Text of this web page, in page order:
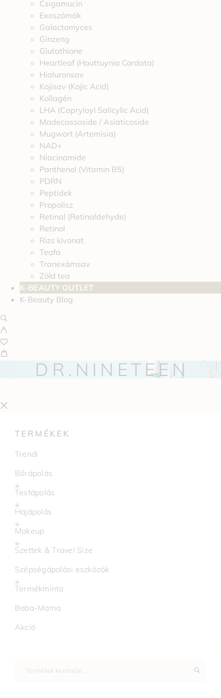
Csigamucin
Exoszómák
Galactomyces
Ginzeng
Glutathione
Heartleaf (Houttuynia Cordata)
Hialuronsav
Kojisav (Kojic Acid)
Kollagén
LHA (Capryloyl Salicylic Acid)
Madecassoside / Asiaticoside
Mugwort (Artemisia)
NAD+
Niacinamide
Panthenol (Vitamin B5)
PDRN
Peptidek
Propolisz
Retinal (Retinaldehyde)
Retinol
Rizs kivonat
Teafa
Tranexámsav
Zöld tea
K-BEAUTY OUTLET
K-Beauty Blog
DR.NINETEEN
TERMÉKEK
Trendi
Bőrápolás
Testápolás
Hajápolás
Makeup
Szettek & Travel Size
Szépségápolási eszközök
Termékminta
Baba-Mama
Akció